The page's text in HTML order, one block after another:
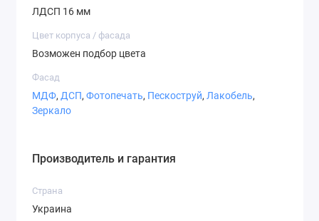
Венге магия
Пленка Oracal
010 Белый
ЛДСП 16 мм
Цвет корпуса / фасада
Возможен подбор цвета
Фасад
МДФ, ДСП, Фотопечать, Пескоструй, Лакобель,
Зеркало
Производитель и гарантия
Страна
Украина